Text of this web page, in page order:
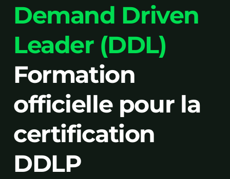
Demand Driven
Leader (DDL)
Formation
officielle pour la
certification
DDLP